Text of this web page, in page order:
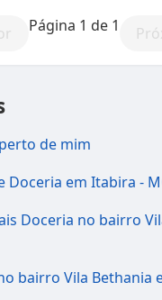
Página 1 de 1
de mim
Doceria em Itabira -
Doceria no bairro
bairro Vila Bethania